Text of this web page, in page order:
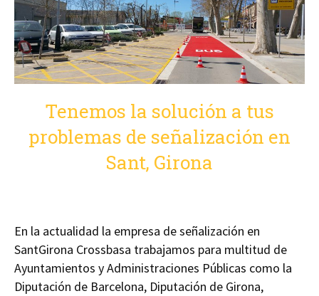
Tenemos la solución a tus
problemas de señalización en
Sant, Girona
En la actualidad la empresa de señalización en
SantGirona Crossbasa trabajamos para multitud de
Ayuntamientos y Administraciones Públicas como la
Diputación de Barcelona, Diputación de Girona,